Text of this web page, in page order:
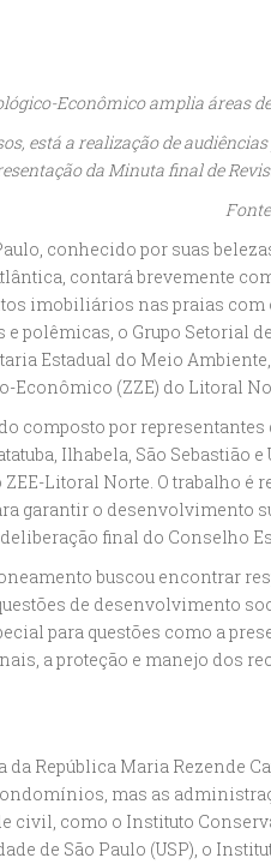
Econômico amplia áreas
está a realização de
da Minuta final de
conhecido por suas
contará brevemente
imobiliários nas praias com
polêmicas, o Grupo Setorial
Estadual do Meio
Econômico (ZZE) do Litoral
composto por
Ilhabela, São Sebastião
Litoral Norte. O trabalho
garantir o desenvolvimento
final do Conselho
buscou encontrar
de desenvolvimento
para questões como a
a proteção e manejo dos
da República Maria Rezende
mas as
civil, como o Instituto
de São Paulo (USP), o